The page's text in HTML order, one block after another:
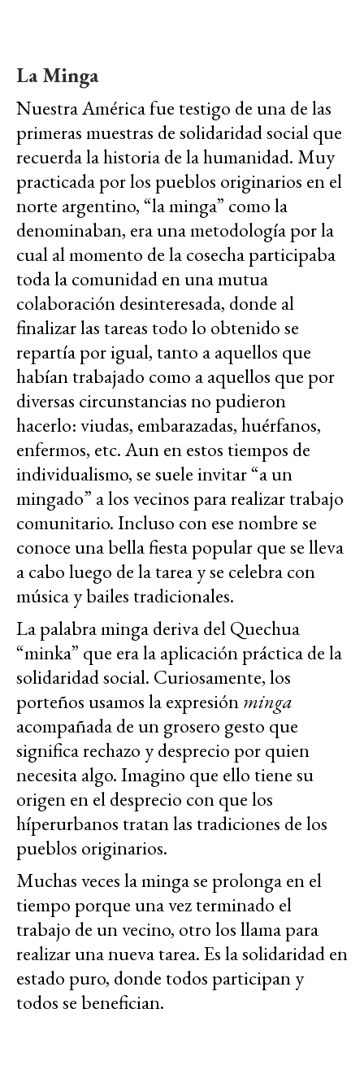
La Minga
Nuestra América fue testigo de una de las
primeras muestras de solidaridad social que
recuerda la historia de la humanidad. Muy
practicada por los pueblos originarios en el
norte argentino, “la minga” como la
denominaban, era una metodología por la
cual al momento de la cosecha participaba
toda la comunidad en una mutua
colaboración desinteresada, donde al
finalizar las tareas todo lo obtenido se
repartía por igual, tanto a aquellos que
habían trabajado como a aquellos que por
diversas circunstancias no pudieron
hacerlo: viudas, embarazadas, huérfanos,
enfermos, etc. Aun en estos tiempos de
individualismo, se suele invitar “a un
mingado” a los vecinos para realizar trabajo
comunitario. Incluso con ese nombre se
conoce una bella fiesta popular que se lleva
a cabo luego de la tarea y se celebra con
música y bailes tradicionales.
La palabra minga deriva del Quechua
“minka” que era la aplicación práctica de la
solidaridad social. Curiosamente, los
porteños usamos la expresiónminga
acompañada de un grosero gesto que
significa rechazo y desprecio por quien
necesita algo. Imagino que ello tiene su
origen en el desprecio con que los
híperurbanos tratan las tradiciones de los
pueblos originarios.
Muchas veces la minga se prolonga en el
tiempo porque una vez terminado el
trabajo de un vecino, otro los llama para
realizar una nueva tarea. Es la solidaridad en
estado puro, donde todos participan y
todos se benefician.